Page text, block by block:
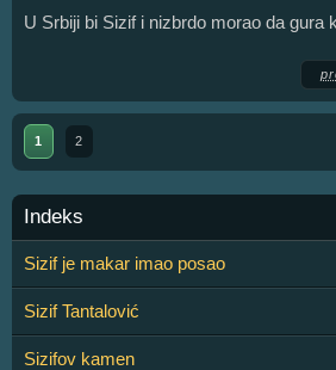
U Srbiji bi Sizif i nizbrdo morao da gura
1 2
Indeks
Sizif je makar imao posao
Sizif Tantalović
Sizifov kamen